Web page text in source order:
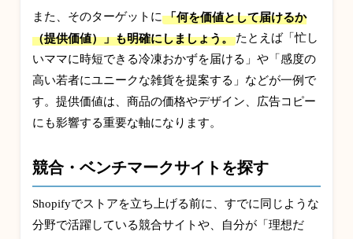
また、そのターゲットに 「何を価値として届けるか
（提供価値）」も明確にしましょう。 たとえば「忙し
いママに時短できる冷凍おかずを届ける」や「感度の
高い若者にユニークな雑貨を提案する」などが一例で
す。提供価値は、商品の価格やデザイン、広告コピー
にも影響する重要な軸になります。
競合・ベンチマークサイトを探す
Shopifyでストアを立ち上げる前に、すでに同じような
分野で活躍している競合サイトや、自分が「理想だ